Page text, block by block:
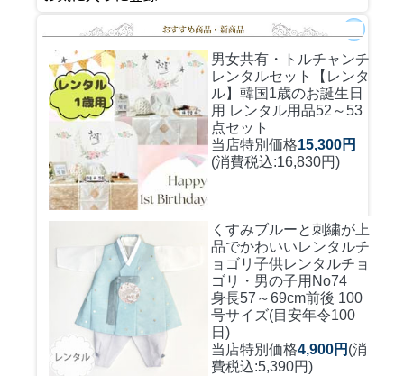
男女共有・トルチャンチ
レンタルセット
【レンタ
ル】韓国1歳のお誕生日
用 レンタル用品52～53
点セット
当店特別価格15,300円
(消費税込:16,830円)
くすみブルーと刺繍が上
品でかわいいレンタルチ
ョゴリ 子供レンタルチョ
ゴリ・男の子用No74
身長57～69cm前後 100
号サイズ(目安年令100
日)
当店特別価格4,900円 (消
費税込:5,390円)